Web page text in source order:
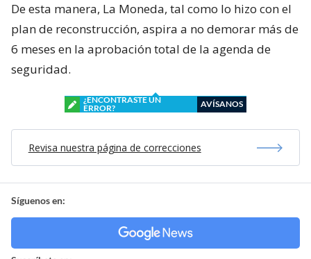
De esta manera, La Moneda, tal como lo hizo con el
plan de reconstrucción, aspira a no demorar más de
6 meses en la aprobación total de la agenda de
seguridad.
¿ENCONTRASTE UN
ERROR?
AVÍSANOS
Revisa nuestra página de correcciones
Síguenos en: